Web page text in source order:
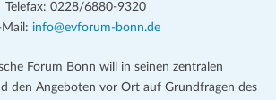
Telefax: 0228/6880-9320
Mail: info@evforum-bonn.de
Forum Bonn will in seinen zentralen
den Angeboten vor Ort auf Grundfragen des